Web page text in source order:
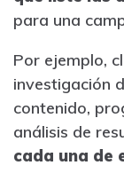
para una
Por ejemplo,
investigación
contenido,
análisis de
cada una de